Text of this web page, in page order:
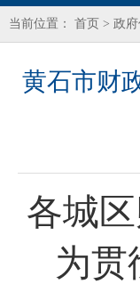
当前位置： 首页 > 政
黄石市财
各城
为贯